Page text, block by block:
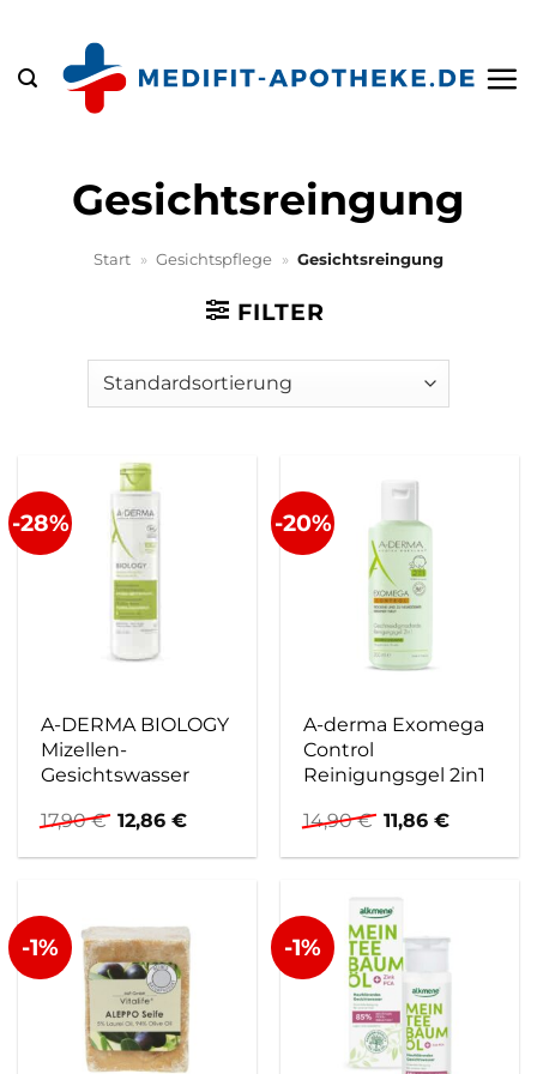
springen
Gesichtsreingung
Start » Gesichtspflege » Gesichtsreingung
FILTER
-28%
A-DERMA BIOLOGY
Mizellen-
Gesichtswasser
17,90€ Ursprünglicher
Preis
war:
12,86€Aktueller
ist:
-20%
A-derma Exomega
Control
Reinigungsgel 2in1
14,90€ Ursprünglicher
Preis
war:
11,86€Aktueller
ist:
-1% -1%